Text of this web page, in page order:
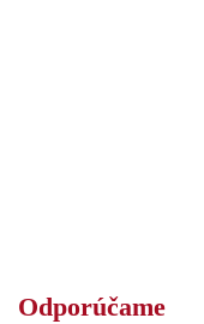
Odporúčame